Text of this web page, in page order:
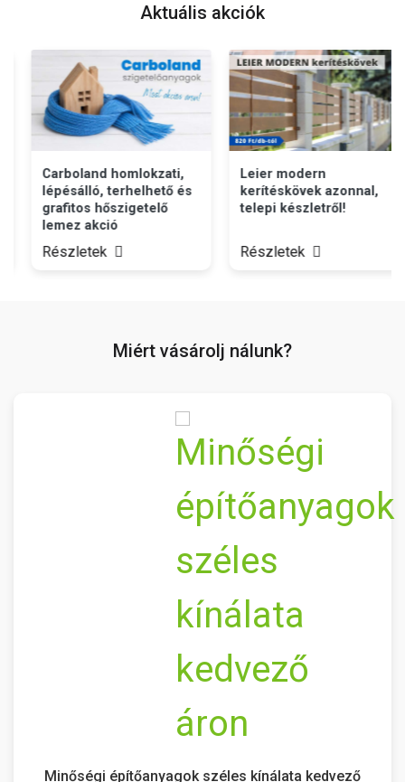
Aktuális akciók
Carboland homlokzati,
lépésálló, terhelhető és
grafitos hőszigetelő
lemez akció
Részletek
Leier modern
kerítéskövek azonnal,
telepi készletről!
Részletek
Miért vásárolj nálunk?
Minőségi építőanyagok széles kínálata kedvező